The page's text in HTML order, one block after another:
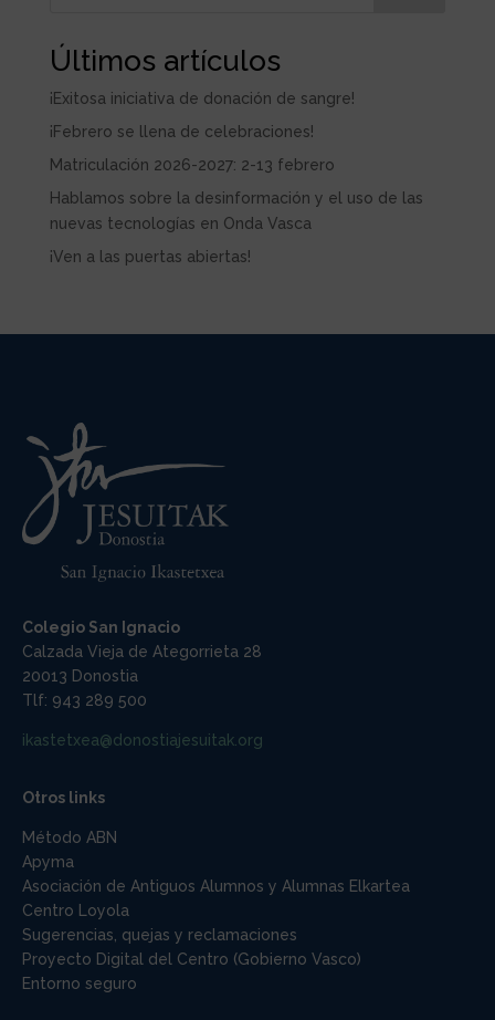
Últimos artículos
¡Exitosa iniciativa de donación de sangre!
¡Febrero se llena de celebraciones!
Matriculación 2026-2027: 2-13 febrero
Hablamos sobre la desinformación y el uso de las
nuevas tecnologías en Onda Vasca
¡Ven a las puertas abiertas!
Colegio San Ignacio
Calzada Vieja de Ategorrieta 28
20013 Donostia
Tlf: 943 289 500
ikastetxea@donostiajesuitak.org
Otros links
Método ABN
Apyma
Asociación de Antiguos Alumnos y Alumnas Elkartea
Centro Loyola
Sugerencias, quejas y reclamaciones
Proyecto Digital del Centro (Gobierno Vasco)
Entorno seguro